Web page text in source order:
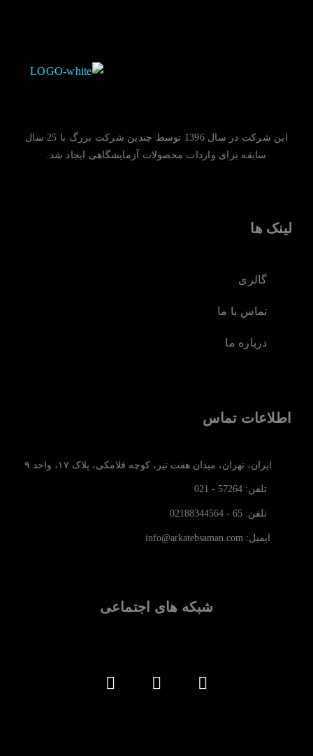
این شرکت در سال 1396 توسط چندین شرکت بزرگ با 25 سال
سابقه برای واردات محصولات آزمایشگاهی ایجاد شد.
لینک ها
گالری
تماس با ما
درباره ما
اطلاعات تماس
ایران، تهران، میدان هفت تیر، کوچه فلامکی، پلاک ۱۷، واحد ۹
تلفن: 57264 - 021
تلفن: 65 - 02188344564
ایمیل: info@arkatebsaman.com
شبکه های اجتماعی